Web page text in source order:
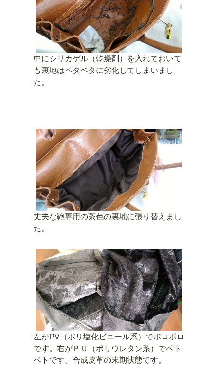
中にシリカゲル（乾燥剤）を入れておいて
も裏地はベタベタに劣化してしまいまし
た。
丈夫な鞄専用の茶色の裏地に張り替えまし
た。
左がPV（ポリ塩化ビニール系）でボロボロ
です。右がＰＵ（ポリウレタン系）でベト
ベトです。合成皮革の末期状態です。